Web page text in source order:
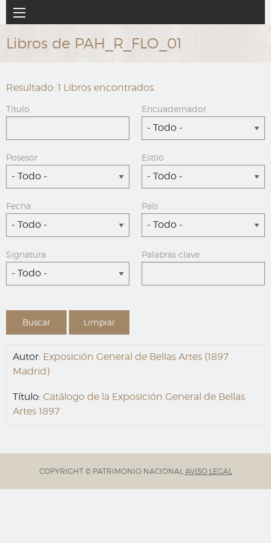
al
contenido
principal
Navegación
principal
Libros de PAH_R_FLO_01
Resultado: 1 Libros encontrados.
Título Encuadernador
- Todo -
Posesor
- Todo -
Estilo
- Todo -
Fecha
- Todo -
País
- Todo -
Signatura
- Todo -
Palabras clave
Autor: Exposición General de Bellas Artes (1897 .
Madrid)
Título: Catálogo de la Exposición General de Bellas
Artes 1897
COPYRIGHT © PATRIMONIO NACIONAL AVISO LEGAL